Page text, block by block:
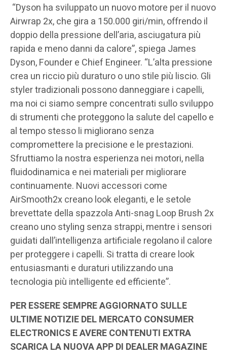
“Dyson ha sviluppato un nuovo motore per il nuovo
Airwrap 2x, che gira a 150.000 giri/min, offrendo il
doppio della pressione dell’aria, asciugatura più
rapida e meno danni da calore”, spiega James
Dyson, Founder e Chief Engineer. “L’alta pressione
crea un riccio più duraturo o uno stile più liscio. Gli
styler tradizionali possono danneggiare i capelli,
ma noi ci siamo sempre concentrati sullo sviluppo
di strumenti che proteggono la salute del capello e
al tempo stesso li migliorano senza
compromettere la precisione e le prestazioni.
Sfruttiamo la nostra esperienza nei motori, nella
fluidodinamica e nei materiali per migliorare
continuamente. Nuovi accessori come
AirSmooth2x creano look eleganti, e le setole
brevettate della spazzola Anti-snag Loop Brush 2x
creano uno styling senza strappi, mentre i sensori
guidati dall’intelligenza artificiale regolano il calore
per proteggere i capelli. Si tratta di creare look
entusiasmanti e duraturi utilizzando una
tecnologia più intelligente ed efficiente”.
PER ESSERE SEMPRE AGGIORNATO SULLE
ULTIME NOTIZIE DEL MERCATO CONSUMER
ELECTRONICS E AVERE CONTENUTI EXTRA
SCARICA LA NUOVA APP DI DEALER MAGAZINE